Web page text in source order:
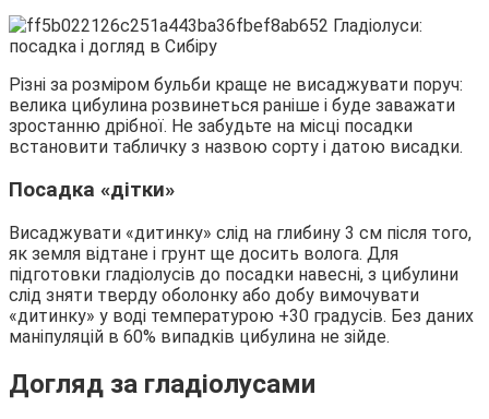
Різні за розміром бульби краще не висаджувати поруч:
велика цибулина розвинеться раніше і буде заважати
зростанню дрібної. Не забудьте на місці посадки
встановити табличку з назвою сорту і датою висадки.
Посадка «дітки»
Висаджувати «дитинку» слід на глибину 3 см після того,
як земля відтане і грунт ще досить волога. Для
підготовки гладіолусів до посадки навесні, з цибулини
слід зняти тверду оболонку або добу вимочувати
«дитинку» у воді температурою +30 градусів. Без даних
маніпуляцій в 60% випадків цибулина не зійде.
Догляд за гладіолусами